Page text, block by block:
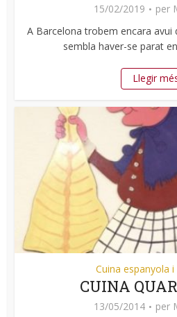
15/02/2019 per
A Barcelona trobem encara
sembla haver-se parat
Llegir
Cuina espanyola
CUINA
13/05/2014 per